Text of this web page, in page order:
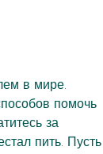
в мире.
помочь
за
пить. Пусть